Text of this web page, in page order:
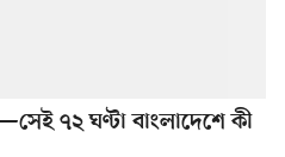
৭২ ঘণ্টা বাংলাদেশে কী